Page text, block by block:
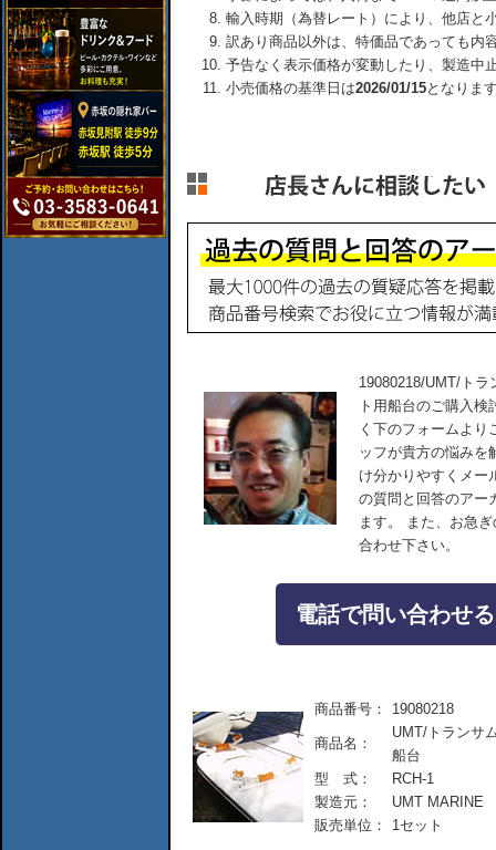
輸入時期（為替レート）により、他店と
訳あり商品以外は、特価品であっても内
予告なく表示価格が変動したり、製造中
小売価格の基準日は2026/01/15となりま
19080218/UMT/ト
ト用船台のご購入
く下のフォームより
ッフが貴方の悩みを
け分かりやすくメー
の質問と回答のアー
ます。 また、お急
合わせ下さい。
電話で問い合わせ
商品番号： 19080218
商品名：
UMT/トランサ
船台
型 式：
RCH-1
製造元：
UMT MARINE
販売単位：
1セット